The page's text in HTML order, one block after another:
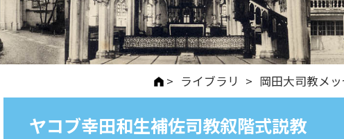
> ライブラリ > 岡田大司教メ
ヤコブ幸田和生補佐司教叙階式説教